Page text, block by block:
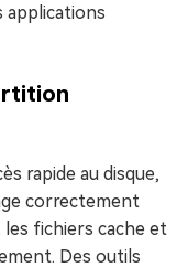
applications
rapide au disque,
correctement
les fichiers cache et
Des outils